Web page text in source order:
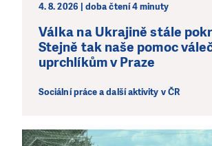
4. 8. 2026 | doba čtení 4 minuty
Válka na Ukrajině stále
Stejně tak naše pomoc
uprchlíkům v Praze
Sociální práce a další aktivity v ČR